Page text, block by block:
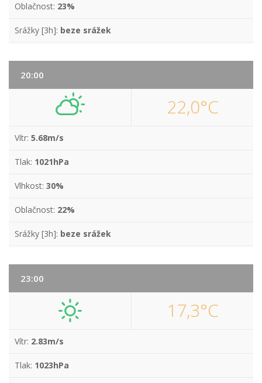
Oblačnost: 23%
Srážky [3h]: beze srážek
20:00
22,0°C
Vítr: 5.68m/s
Tlak: 1021hPa
Vlhkost: 30%
Oblačnost: 22%
Srážky [3h]: beze srážek
23:00
17,3°C
Vítr: 2.83m/s
Tlak: 1023hPa